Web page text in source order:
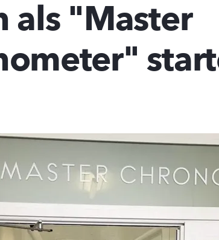
als "Master